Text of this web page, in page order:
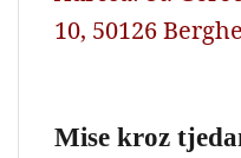
10, 50126
Mise kroz